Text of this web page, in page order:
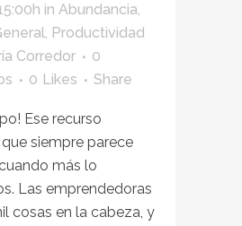
in Abundancia,
, Productividad
Corredor
0
0 Likes Share
Ese recurso
siempre parece
más lo
Las emprendedoras
cosas en la cabeza, y